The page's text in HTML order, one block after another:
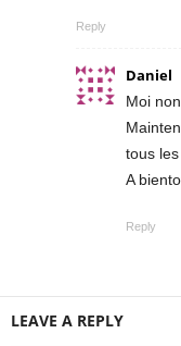
Reply
Daniel
Moi
tous
A
Reply
LEAVE A REPLY